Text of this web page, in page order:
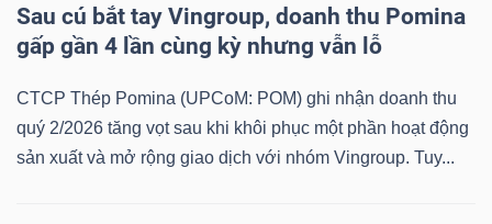
Sau cú bắt tay Vingroup, doanh thu Pomina
gấp gần 4 lần cùng kỳ nhưng vẫn lỗ
CTCP Thép Pomina (UPCoM: POM) ghi nhận doanh thu
quý 2/2026 tăng vọt sau khi khôi phục một phần hoạt động
sản xuất và mở rộng giao dịch với nhóm Vingroup. Tuy...